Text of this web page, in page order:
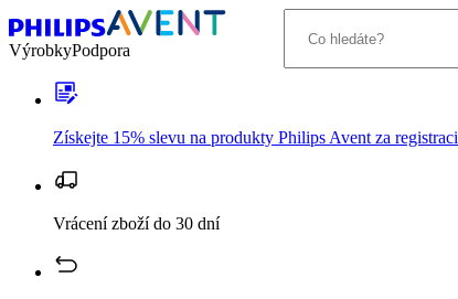
VýrobkyPodpora
Získejte 15% slevu na produkty Philips Avent za registraci
Vrácení zboží do 30 dní